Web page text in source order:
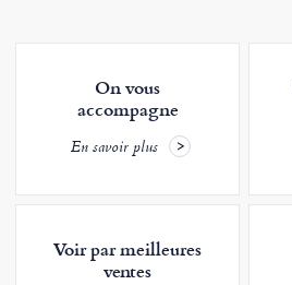
On vous
accompagne
En savoir plus
Voir par meilleures
ventes